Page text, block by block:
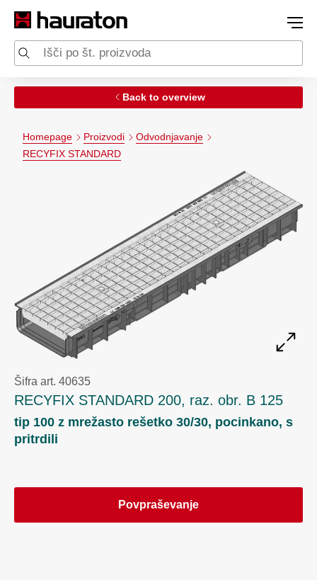
Back to overview
Homepage Proizvodi
Odvodnjavanje
RECYFIX STANDARD
Šifra art. 40635
RECYFIX STANDARD 200, raz. obr. B 125
tip 100 z mrežasto rešetko 30/30, pocinkano, s
pritrdili
Povpraševanje